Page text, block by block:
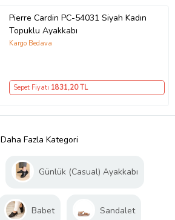
Pierre Cardin PC-54031 Siyah Kadın
Topuklu Ayakkabı
Kargo Bedava
Sepet Fiyatı 1831,20 TL
Daha Fazla Kategori
Günlük (Casual) Ayakkabı
Babet Sandalet